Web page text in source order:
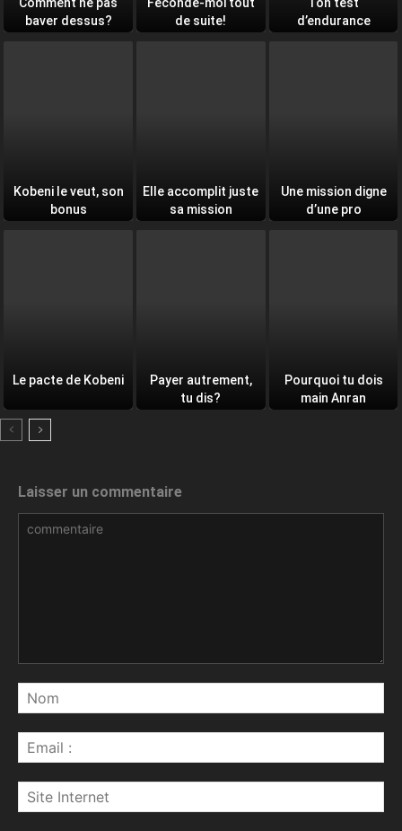
Comment ne pas
baver dessus?
Féconde-moi tout
de suite!
Ton test
d’endurance
Kobeni le veut, son
bonus
Elle accomplit juste
sa mission
Une mission digne
d’une pro
Le pacte de Kobeni
Payer autrement,
tu dis?
Pourquoi tu dois
main Anran
Laisser un commentaire